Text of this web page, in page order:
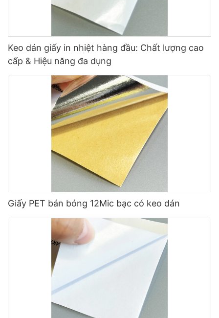
Keo dán giấy in nhiệt hàng đầu: Chất lượng cao
cấp & Hiệu năng đa dụng
Giấy PET bán bóng 12Mic bạc có keo dán